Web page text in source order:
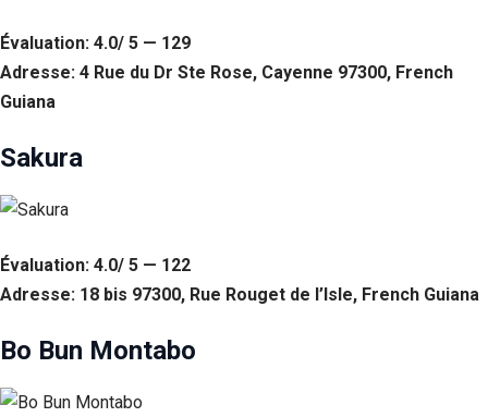
Évaluation: 4.0/ 5 — 129
Adresse: 4 Rue du Dr Ste Rose, Cayenne 97300, French
Guiana
Sakura
Évaluation: 4.0/ 5 — 122
Adresse: 18 bis 97300, Rue Rouget de l’Isle, French Guiana
Bo Bun Montabo